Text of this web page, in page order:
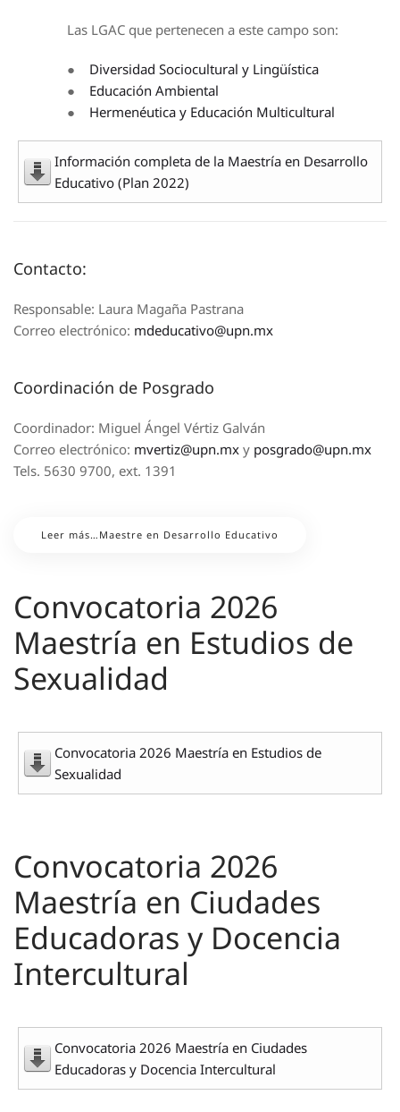
Las LGAC que pertenecen a este campo son:
● Diversidad Sociocultural y Lingüística
● Educación Ambiental
● Hermenéutica y Educación Multicultural
Información completa de la Maestría en Desarrollo
Educativo (Plan 2022)
Contacto:
Responsable: Laura Magaña Pastrana
Correo electrónico: mdeducativo@upn.mx
Coordinación de Posgrado
Coordinador: Miguel Ángel Vértiz Galván
Correo electrónico: mvertiz@upn.mx y posgrado@upn.mx
Tels. 5630 9700, ext. 1391
Leer más…Maestre en Desarrollo Educativo
Convocatoria 2026
Maestría en Estudios de
Sexualidad
Convocatoria 2026 Maestría en Estudios de
Sexualidad
Convocatoria 2026
Maestría en Ciudades
Educadoras y Docencia
Intercultural
Convocatoria 2026 Maestría en Ciudades
Educadoras y Docencia Intercultural